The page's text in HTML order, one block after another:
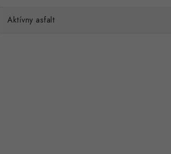
Aktívny asfalt